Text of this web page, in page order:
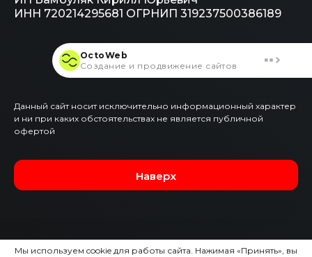
ИНН 720214295681 ОГРНИП 319237500386189
Данный сайт носит исключительно информационный характер
и ни при каких обстоятельствах не является публичной
офертой
Наверх
OctoWeb
Создание и продвижение сайтов
Мы используем cookie для работы сайта. Нажимая «Принять», вы